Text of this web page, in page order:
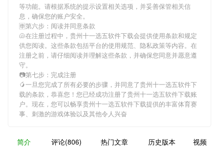
等功能。请根据系统的提示设置相关选项，并妥善保管相关信
息，确保您的账户安全。
🈸第六步：阅读并同意条款
🐚在注册过程中， 贵州十一选五软件下载会提供使用条款和规定
供您阅读。这些条款包括平台的使用规范、隐私政策等内容。在
注册之前，请仔细阅读并理解这些条款，并确保您同意并愿意遵
守。
📷第七步：完成注册
🥭一旦您完成了所有必要的步骤，并同意了贵州十一选五软件下
载的条款，恭喜您！您已经成功注册了贵州十一选五软件下载账
户。现在，您可以畅享贵州十一选五软件下载提供的丰富体育赛
事、刺激的游戏体验以及其他令人兴奋
简介 评论(806) 热门文章 历史版本 视频